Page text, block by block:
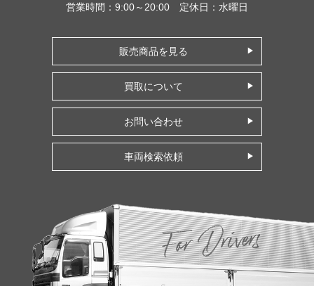
営業時間：9:00～20:00 定休日：水曜日
販売商品を見る
買取について
お問い合わせ
車両検索依頼